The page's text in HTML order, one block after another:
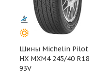
Шины Michelin Pilot
HX MXM4 245/40 R18
93V